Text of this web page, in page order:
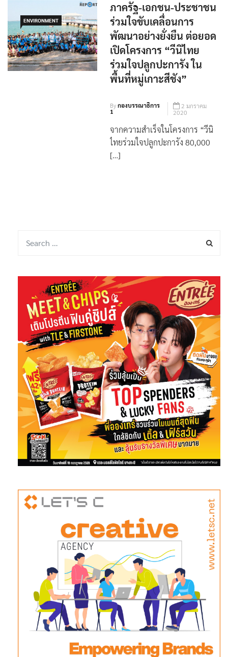
ENVIRONMENT
ภาครัฐ-เอกชน-ประชาชน
ร่วมใจขับเคลื่อนการ
พัฒนาอย่างยั่งยืน ต่อยอด
เปิดโครงการ “วีนิไทย
ร่วมใจปลูกปะการัง ใน
พื้นที่หมู่เกาะสีชัง”
Byกองบรรณาธิการ
1
2 มกราคม
2020
จากความสำเร็จในโครงการ “วีนิ
ไทยร่วมใจปลูกปะการัง 80,000
[…]